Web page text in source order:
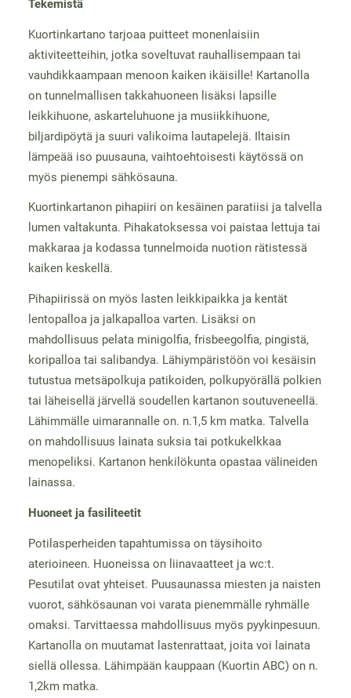
Tekemistä
Kuortinkartano tarjoaa puitteet monenlaisiin
aktiviteetteihin, jotka soveltuvat rauhallisempaan tai
vauhdikkaampaan menoon kaiken ikäisille! Kartanolla
on tunnelmallisen takkahuoneen lisäksi lapsille
leikkihuone, askarteluhuone ja musiikkihuone,
biljardipöytä ja suuri valikoima lautapelejä. Iltaisin
lämpeää iso puusauna, vaihtoehtoisesti käytössä on
myös pienempi sähkösauna.
Kuortinkartanon pihapiiri on kesäinen paratiisi ja talvella
lumen valtakunta. Pihakatoksessa voi paistaa lettuja tai
makkaraa ja kodassa tunnelmoida nuotion rätistessä
kaiken keskellä.
Pihapiirissä on myös lasten leikkipaikka ja kentät
lentopalloa ja jalkapalloa varten. Lisäksi on
mahdollisuus pelata minigolfia, frisbeegolfia, pingistä,
koripalloa tai salibandya. Lähiympäristöön voi kesäisin
tutustua metsäpolkuja patikoiden, polkupyörällä polkien
tai läheisellä järvellä soudellen kartanon soutuveneellä.
Lähimmälle uimarannalle on. n.1,5 km matka. Talvella
on mahdollisuus lainata suksia tai potkukelkkaa
menopeliksi. Kartanon henkilökunta opastaa välineiden
lainassa.
Huoneet ja fasiliteetit
Potilasperheiden tapahtumissa on täysihoito
aterioineen. Huoneissa on liinavaatteet ja wc:t.
Pesutilat ovat yhteiset. Puusaunassa miesten ja naisten
vuorot, sähkösaunan voi varata pienemmälle ryhmälle
omaksi. Tarvittaessa mahdollisuus myös pyykinpesuun.
Kartanolla on muutamat lastenrattaat, joita voi lainata
siellä ollessa. Lähimpään kauppaan (Kuortin ABC) on n.
1,2km matka.